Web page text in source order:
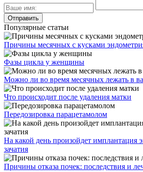
Популярные статьи
Причины месячных с кусками
Фазы цикла у женщины
Можно ли во время месячных лежать в
Что происходит после удаления матки
Передозировка парацетамолом
На какой день произойдет имплантация
зачатия
Причины отказа почек: последствия и